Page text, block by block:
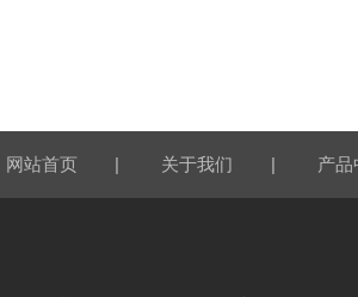
网站首页 | 关于我们 | 产品